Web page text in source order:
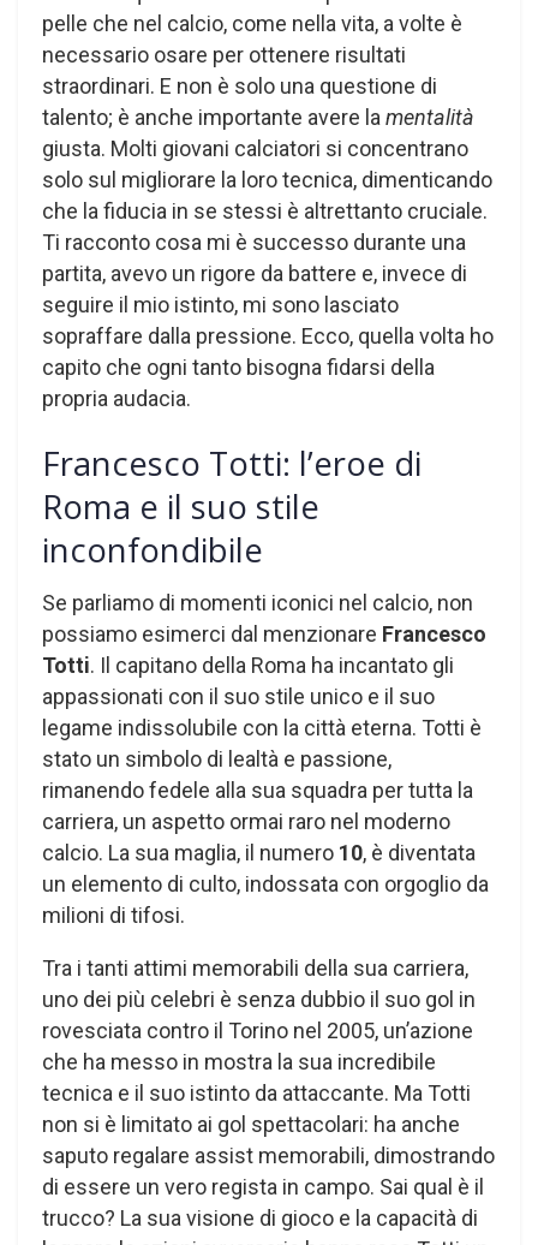
pelle che nel calcio, come nella vita, a volte è
necessario osare per ottenere risultati
straordinari. E non è solo una questione di
talento; è anche importante avere la mentalità
giusta. Molti giovani calciatori si concentrano
solo sul migliorare la loro tecnica, dimenticando
che la fiducia in se stessi è altrettanto cruciale.
Ti racconto cosa mi è successo durante una
partita, avevo un rigore da battere e, invece di
seguire il mio istinto, mi sono lasciato
sopraffare dalla pressione. Ecco, quella volta ho
capito che ogni tanto bisogna fidarsi della
propria audacia.
Francesco Totti: l’eroe di
Roma e il suo stile
inconfondibile
Se parliamo di momenti iconici nel calcio, non
possiamo esimerci dal menzionare Francesco
Totti. Il capitano della Roma ha incantato gli
appassionati con il suo stile unico e il suo
legame indissolubile con la città eterna. Totti è
stato un simbolo di lealtà e passione,
rimanendo fedele alla sua squadra per tutta la
carriera, un aspetto ormai raro nel moderno
calcio. La sua maglia, il numero 10, è diventata
un elemento di culto, indossata con orgoglio da
milioni di tifosi.
Tra i tanti attimi memorabili della sua carriera,
uno dei più celebri è senza dubbio il suo gol in
rovesciata contro il Torino nel 2005, un’azione
che ha messo in mostra la sua incredibile
tecnica e il suo istinto da attaccante. Ma Totti
non si è limitato ai gol spettacolari: ha anche
saputo regalare assist memorabili, dimostrando
di essere un vero regista in campo. Sai qual è il
trucco? La sua visione di gioco e la capacità di